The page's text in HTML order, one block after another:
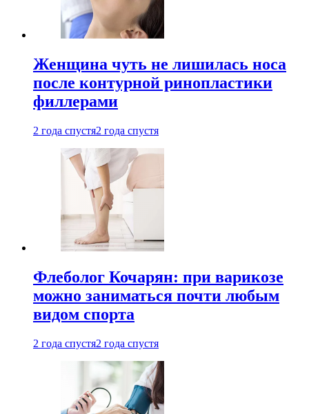
Женщина чуть не лишилась носа
после контурной ринопластики
филлерами
2 года спустя2 года спустя
Флеболог Кочарян: при варикозе
можно заниматься почти любым
видом спорта
2 года спустя2 года спустя